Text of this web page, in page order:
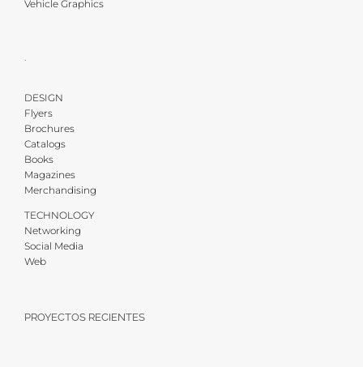
Vehicle Graphics
·
DESIGN
Flyers
Brochures
Catalogs
Books
Magazines
Merchandising
TECHNOLOGY
Networking
Social Media
Web
PROYECTOS RECIENTES